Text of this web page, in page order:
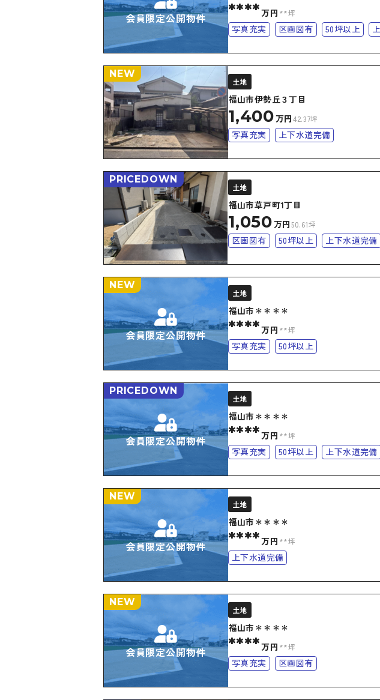
会員限定公開物件 ****万円 **坪
写真充実 区画図有 50坪以上
NEW
土地
福山市伊勢丘３丁目
1,400万円42.37坪
写真充実 上下水道完備
PRICEDOWN
土地
福山市草戸町1丁目
1,050万円50.61坪
区画図有 50坪以上 上下水道完備
会員限定公開物件
NEW
土地
福山市＊＊＊＊
****万円 **坪
写真充実 50坪以上
会員限定公開物件
PRICEDOWN
土地
福山市＊＊＊＊
****万円 **坪
写真充実 50坪以上 上下水道完備
会員限定公開物件
NEW
土地
福山市＊＊＊＊
****万円 **坪
上下水道完備
会員限定公開物件
NEW
土地
福山市＊＊＊＊
****万円 **坪
写真充実 区画図有